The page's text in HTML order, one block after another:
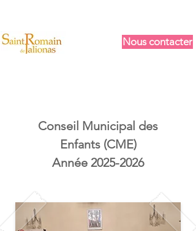
Nous contacter
Conseil Municipal des
Enfants (CME)
Année 2025-2026